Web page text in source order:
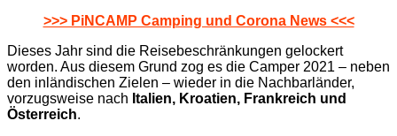
>>> PiNCAMP Camping und Corona News <<<
Dieses Jahr sind die Reisebeschränkungen gelockert
worden. Aus diesem Grund zog es die Camper 2021 – neben
den inländischen Zielen – wieder in die Nachbarländer,
vorzugsweise nach Italien, Kroatien, Frankreich und
Österreich.